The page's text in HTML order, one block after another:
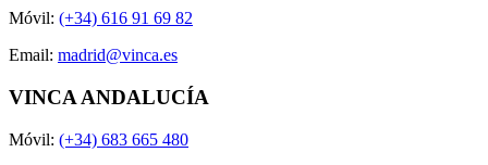
Móvil: (+34) 616 91 69 82
Email: madrid@vinca.es
VINCA ANDALUCÍA
Móvil: (+34) 683 665 480